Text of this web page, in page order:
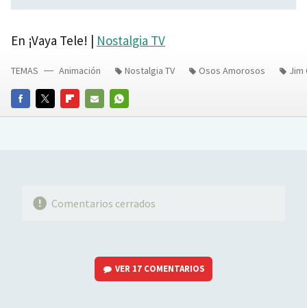
En ¡Vaya Tele! | Nostalgia TV
FACEBOOKTWITTERFLIPBOARD
E-
WHATSAPP
TEMAS Animación Nostalgia TV Osos Amorosos Jim
Comentarios cerrados
VER 17 COMENTARIOS